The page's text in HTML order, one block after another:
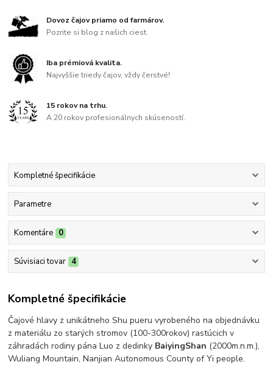
Dovoz čajov priamo od farmárov.
Pozrite si blog z našich ciest.
Iba prémiová kvalita.
Najvyššie triedy čajov, vždy čerstvé!
15 rokov na trhu.
A 20 rokov profesionálnych skúseností.
Kompletné špecifikácie
Parametre
Komentáre 0
Súvisiaci tovar 4
Kompletné špecifikácie
Čajové hlavy z unikátneho Shu pueru vyrobeného na objednávku
z materiálu zo starých stromov (100-300rokov) rastúcich v
záhradách rodiny pána Luo z dedinky BaiyingShan (2000m.n.m.),
Wuliang Mountain, Nanjian Autonomous County of Yi people.